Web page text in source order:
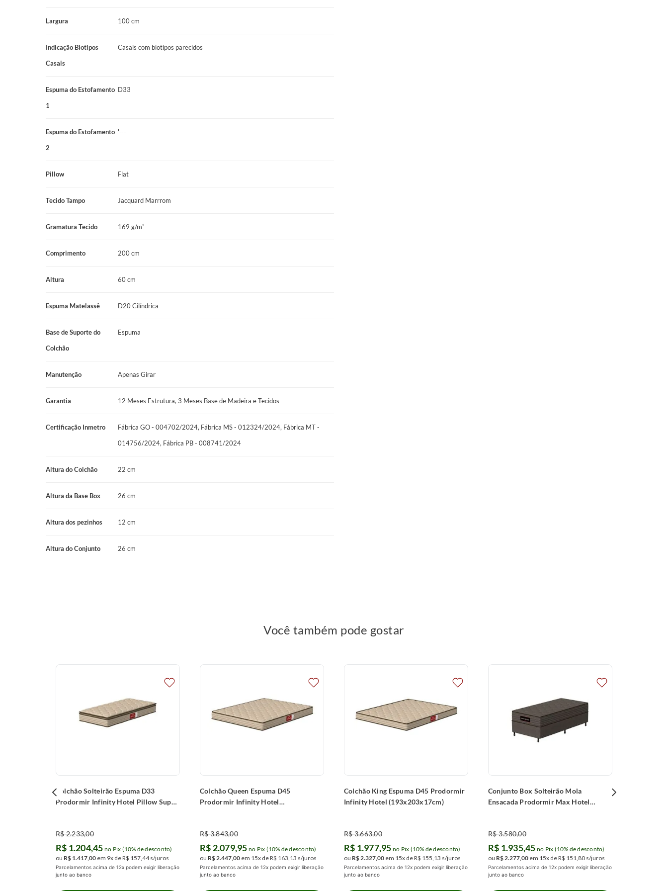
Conjunto box completo para facilitar a composição do ambiente e a instalação.
Nome do Produto: Conjunto Box Solteirão Mola Mira-Coil Prodormir Max Hotel Essential
Marca: Prodormir
Categoria: Conjunto Box
Tamanho: Solteirão
Dimensões: 100x200x60cm
Pillow: Flat
Revestimento: Jacquard Marrom
Manutenção: No Turn
Certificações: Fábrica GO - 004702/2024, Fábrica MS - 012324/2024, Fábrica MT - 014756/2024,
Largura 100 cm
Indicação Biotipos
Casais
Casais com biotipos parecidos
Espuma do Estofamento
1
D33
Espuma do Estofamento
2
'---
Pillow Flat
Tecido Tampo Jacquard Marrrom
Gramatura Tecido 169 g/m²
Comprimento 200 cm
Altura 60 cm
Espuma Matelassê D20 Cilíndrica
Base de Suporte do
Colchão
Espuma
Manutenção Apenas Girar
Garantia 12 Meses Estrutura, 3 Meses Base de Madeira e Tecidos
Certificação Inmetro
Fábrica GO - 004702/2024, Fábrica MS - 012324/2024, Fábrica MT -
014756/2024, Fábrica PB - 008741/2024
Altura do Colchão 22 cm
Altura da Base Box 26 cm
Altura dos pezinhos 12 cm
Altura do Conjunto 26 cm
Você também pode gostar
Colchão Solteirão Espuma D33
Prodormir Infinity Hotel Pillow Super
R$2.233,00
R$ 1.204,45 no Pix (10% de desconto)
ou R$ 1.417,00em 9x deR$ 157,44s/juros
Parcelamentos acima de 12x podem exigir liberação
junto ao banco
Colchão Queen Espuma D45
Prodormir Infinity Hotel
R$3.843,00
R$ 2.079,95 no Pix (10% de desconto)
ou R$2.447,00em 15x deR$ 163,13 s/juros
Parcelamentos acima de 12x podem exigir liberação
junto ao banco
Colchão King Espuma D45 Prodormir
Infinity Hotel (193x203x17cm)
R$3.663,00
R$ 1.977,95 no Pix (10% de desconto)
ou R$2.327,00em 15x deR$ 155,13 s/juros
Parcelamentos acima de 12x podem exigir liberação
junto ao banco
Conjunto Box Solteirão Mola
Ensacada Prodormir Max Hotel
R$3.580,00
R$ 1.935,45 no Pix (10% de desconto)
ou R$2.277,00em 15x deR$ 151,80s/juros
Parcelamentos acima de 12x podem exigir liberação
junto ao banco